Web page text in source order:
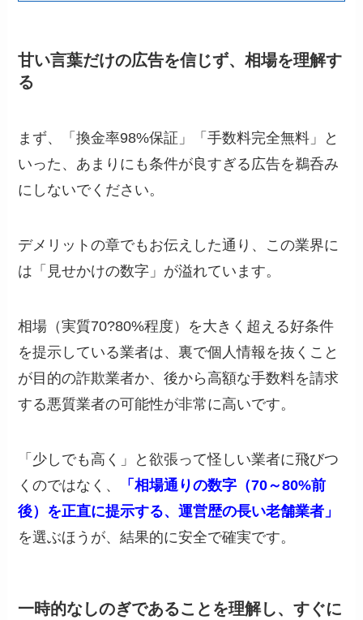
甘い言葉だけの広告を信じず、相場を理解す
る
まず、「換金率98%保証」「手数料完全無料」と
いった、あまりにも条件が良すぎる広告を鵜呑み
にしないでください。
デメリットの章でもお伝えした通り、この業界に
は「見せかけの数字」が溢れています。
相場（実質70?80%程度）を大きく超える好条件
を提示している業者は、裏で個人情報を抜くこと
が目的の詐欺業者か、後から高額な手数料を請求
する悪質業者の可能性が非常に高いです。
「少しでも高く」と欲張って怪しい業者に飛びつ
くのではなく、
「相場通りの数字（70～80%前
後）を正直に提示する、運営歴の長い老舗業者」
を選ぶほうが、結果的に安全で確実です。
一時的なしのぎであることを理解し、すぐに